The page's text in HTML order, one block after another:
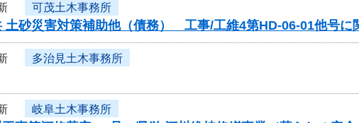
可茂土木事務所
土砂災害対策補助他（債務） 工事/工維4第HD-06-01他号に
多治見土木事務所
岐阜土木事務所